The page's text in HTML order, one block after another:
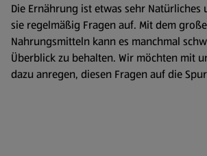
Die Ernährung ist etwas sehr
sie regelmäßig Fragen auf. Mit dem
Nahrungsmitteln kann es manchmal
Überblick zu behalten. Wir möchten mit
dazu anregen, diesen Fragen auf die